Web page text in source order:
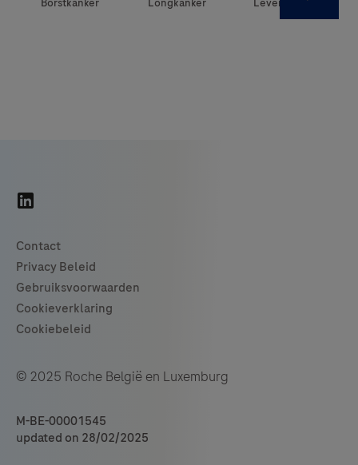
© 2025 Roche België en Luxemburg
M-BE-00001545
updated on 28/02/2025